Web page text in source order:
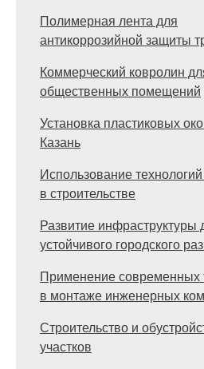
Полимерная лента для
антикоррозийной защиты
Коммерческий ковролин
общественных помещений
Установка пластиковых
Казань
Использование
в строительстве
Развитие инфраструктуры
устойчивого городского
Применение современных
в монтаже инженерных
Строительство и
участков